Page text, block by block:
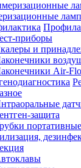
приборы
и
Air-Flo
защита
портативные